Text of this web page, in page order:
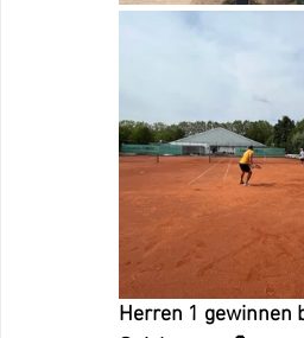
Herren 1 gewinnen